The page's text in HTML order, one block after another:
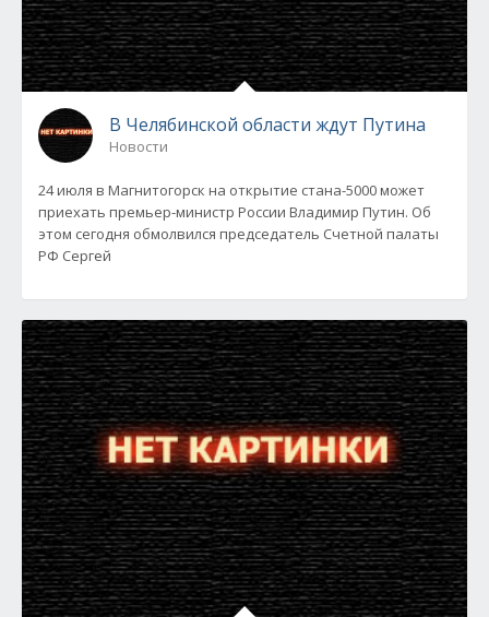
В Челябинской области ждут Путина
Новости
24 июля в Магнитогорск на открытие стана-5000 может
приехать премьер-министр России Владимир Путин. Об
этом сегодня обмолвился председатель Счетной палаты
РФ Сергей